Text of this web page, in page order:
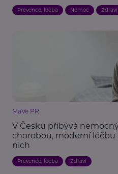
Prevence, léčba Nemoc Zdraví
MaVe PR
V Česku přibývá
chorobou, moderní léčbu
nich
Prevence, léčba Zdraví